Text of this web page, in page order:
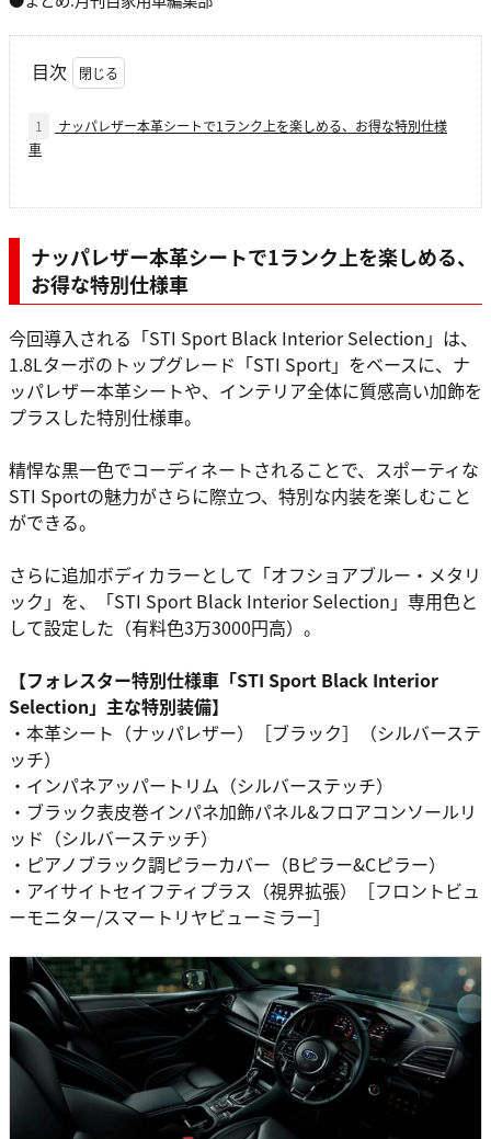
目次
1
ナッパレザー本革シートで1ランク上を楽しめる、お得な特別仕様
車
ナッパレザー本革シートで1ランク上を楽しめる、
お得な特別仕様車
今回導入される「STI Sport Black Interior Selection」は、
1.8Lターボのトップグレード「STI Sport」をベースに、ナ
ッパレザー本革シートや、インテリア全体に質感高い加飾を
プラスした特別仕様車。
精悍な黒一色でコーディネートされることで、スポーティな
STI Sportの魅力がさらに際立つ、特別な内装を楽しむこと
ができる。
さらに追加ボディカラーとして「オフショアブルー・メタリ
ック」を、「STI Sport Black Interior Selection」専用色と
して設定した（有料色3万3000円高）。
【フォレスター特別仕様車「STI Sport Black Interior
Selection」主な特別装備】
・本革シート（ナッパレザー）［ブラック］（シルバーステ
ッチ）
・インパネアッパートリム（シルバーステッチ）
・ブラック表皮巻インパネ加飾パネル&フロアコンソールリ
ッド（シルバーステッチ）
・ピアノブラック調ピラーカバー（Bピラー&Cピラー）
・アイサイトセイフティプラス（視界拡張）［フロントビュ
ーモニター/スマートリヤビューミラー］